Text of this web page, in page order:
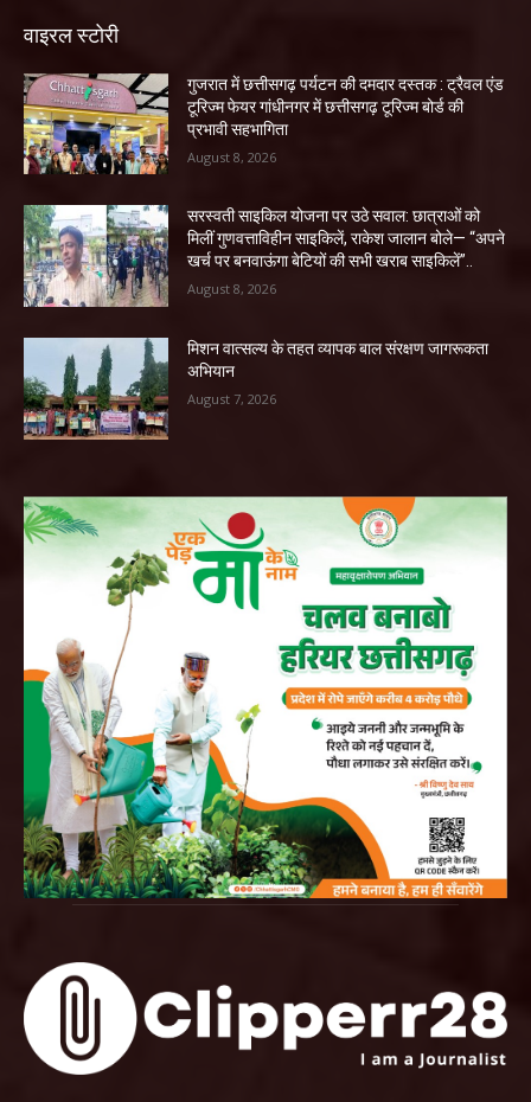
वाइरल स्टोरी
गुजरात में छत्तीसगढ़ पर्यटन की दमदार दस्तक : ट्रैवल एंड
टूरिज्म फेयर गांधीनगर में छत्तीसगढ़ टूरिज्म बोर्ड की
प्रभावी सहभागिता
August 8, 2026
सरस्वती साइकिल योजना पर उठे सवाल: छात्राओं को
मिलीं गुणवत्ताविहीन साइकिलें, राकेश जालान बोले— “अपने
खर्च पर बनवाऊंगा बेटियों की सभी खराब साइकिलें”..
August 8, 2026
मिशन वात्सल्य के तहत व्यापक बाल संरक्षण जागरूकता
अभियान
August 7, 2026